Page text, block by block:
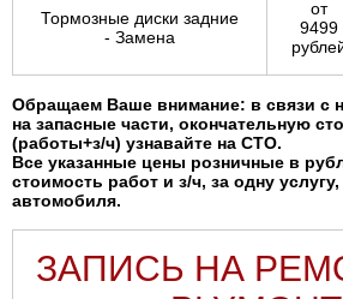
Тормозные диски задние
- Замена
от
9499
Обращаем Ваше внимание: в связи с
на запасные части, окончательную
(работы+з/ч) узнавайте на СТО.
Все указанные цены розничные в
стоимость работ и з/ч, за одну
автомобиля.
ЗАПИСЬ НА